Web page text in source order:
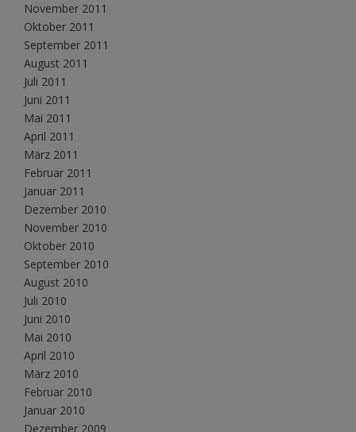
November 2011
Oktober 2011
September 2011
August 2011
Juli 2011
Juni 2011
Mai 2011
April 2011
März 2011
Februar 2011
Januar 2011
Dezember 2010
November 2010
Oktober 2010
September 2010
August 2010
Juli 2010
Juni 2010
Mai 2010
April 2010
März 2010
Februar 2010
Januar 2010
Dezember 2009